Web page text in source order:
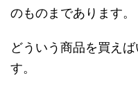
のものまであります。
どういう商品を買え
す。